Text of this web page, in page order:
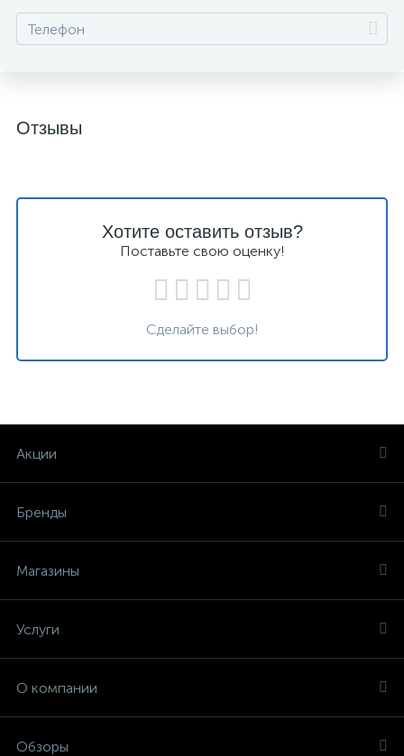
Отзывы
Хотите оставить отзыв?
Поставьте свою оценку!
Сделайте выбор!
Акции
Бренды
Магазины
Услуги
О компании
Обзоры